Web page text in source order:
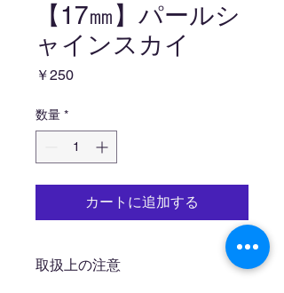
【17㎜】パールシ
ャインスカイ
￥250価
数量 *
カートに追加する
取扱上の注意